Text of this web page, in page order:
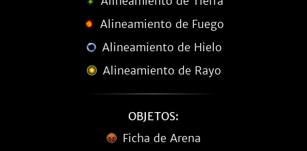
Alineamiento de Fuego
Alineamiento de Hielo
Alineamiento de Rayo
OBJETOS:
Ficha de Arena